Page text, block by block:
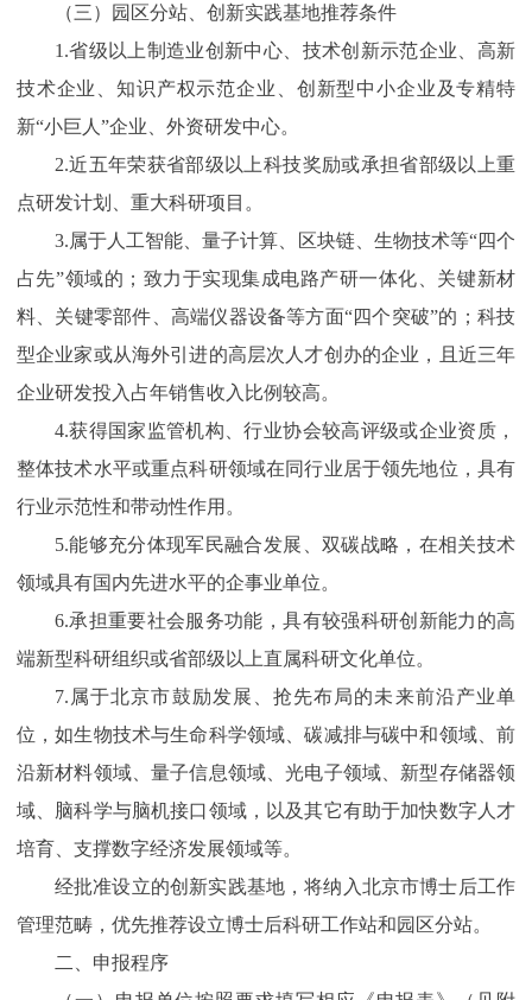
（三）园区分站、创新实践基地推荐条件
1.省级以上制造业创新中心、技术创新示范企业、高新
技术企业、知识产权示范企业、创新型中小企业及专精特
新“小巨人”企业、外资研发中心。
2.近五年荣获省部级以上科技奖励或承担省部级以上重
点研发计划、重大科研项目。
3.属于人工智能、量子计算、区块链、生物技术等“四个
占先”领域的；致力于实现集成电路产研一体化、关键新材
料、关键零部件、高端仪器设备等方面“四个突破”的；科技
型企业家或从海外引进的高层次人才创办的企业，且近三年
企业研发投入占年销售收入比例较高。
4.获得国家监管机构、行业协会较高评级或企业资质，
整体技术水平或重点科研领域在同行业居于领先地位，具有
行业示范性和带动性作用。
5.能够充分体现军民融合发展、双碳战略，在相关技术
领域具有国内先进水平的企事业单位。
6.承担重要社会服务功能，具有较强科研创新能力的高
端新型科研组织或省部级以上直属科研文化单位。
7.属于北京市鼓励发展、抢先布局的未来前沿产业单
位，如生物技术与生命科学领域、碳减排与碳中和领域、前
沿新材料领域、量子信息领域、光电子领域、新型存储器领
域、脑科学与脑机接口领域，以及其它有助于加快数字人才
培育、支撑数字经济发展领域等。
经批准设立的创新实践基地，将纳入北京市博士后工作
管理范畴，优先推荐设立博士后科研工作站和园区分站。
二、申报程序